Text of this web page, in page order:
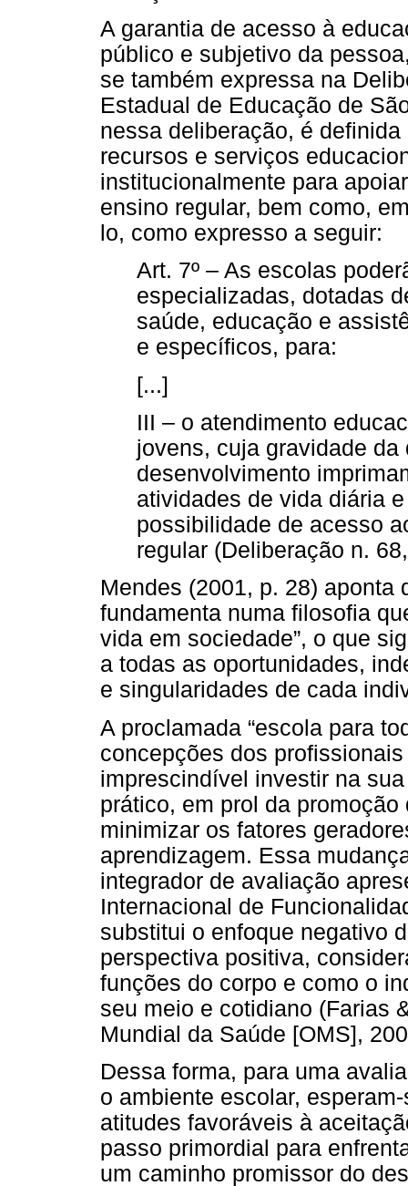
A garantia de acesso à
público e subjetivo da
se também expressa na
Estadual de Educação de
nessa deliberação, é
recursos e serviços
institucionalmente para
ensino regular, bem como,
lo, como expresso a seguir:
Art. 7º – As escolas
especializadas, dotadas
saúde, educação e
e específicos, para:
[...]
III – o atendimento
jovens, cuja gravidade
desenvolvimento
atividades de vida diária
possibilidade de acesso
regular (Deliberação n.
Mendes (2001, p. 28) aponta
fundamenta numa filosofia
vida em sociedade”, o que
a todas as oportunidades,
e singularidades de cada
A proclamada “escola para
concepções dos
imprescindível investir na
prático, em prol da
minimizar os fatores
aprendizagem. Essa
integrador de avaliação
Internacional de
substitui o enfoque negativo
perspectiva positiva,
funções do corpo e como o
seu meio e cotidiano (Farias
Mundial da Saúde [OMS],
Dessa forma, para uma
o ambiente escolar,
atitudes favoráveis à
passo primordial para
um caminho promissor do